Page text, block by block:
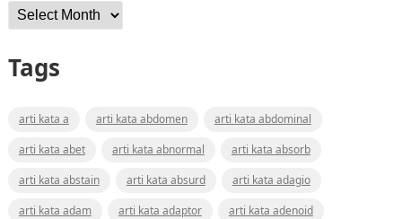
Archives
Tags
arti kata a arti kata abdomen
arti kata abdominal
arti kata abet
arti kata abnormal
arti kata absorb
arti kata abstain
arti kata absurd
arti kata adagio
arti kata adam
arti kata adaptor
arti kata adenoid